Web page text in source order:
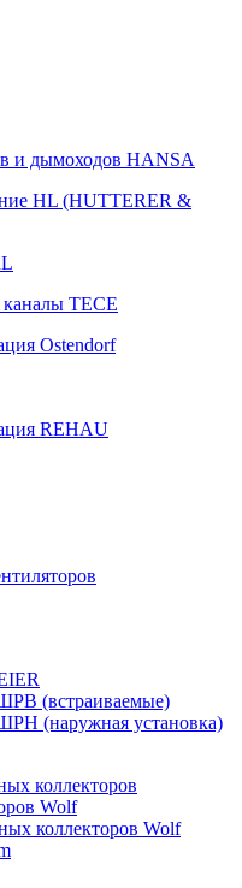
и дымоходов HANSA
HL (HUTTERER &
TECE
Ostendorf
REHAU
(встраиваемые)
(наружная установка)
коллекторов
Wolf
коллекторов Wolf